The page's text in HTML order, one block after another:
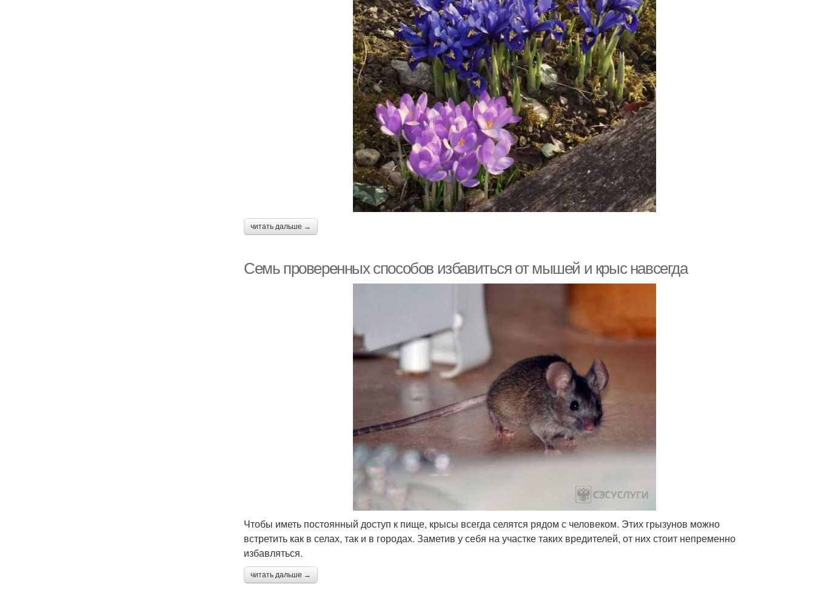
читать дальше →
Семь проверенных способов избавиться от мышей и крыс навсегда
Чтобы иметь постоянный доступ к пище, крысы всегда селятся рядом с человеком. Этих грызунов можно
встретить как в селах, так и в городах. Заметив у себя на участке таких вредителей, от них стоит непременно
избавляться.
читать дальше →